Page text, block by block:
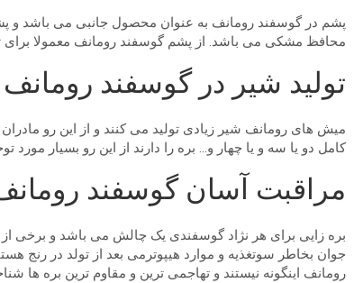
پشم در گوسفند رومانف به عنوان محصول جانبی می باشد و
محافظ مشکی می باشد. از پشم گوسفند رومانف معمولا
تولید شیر در گوسفند رومانف
میش های رومانف شیر زیادی تولید می کنند و از این رو
کامل دو یا سه و یا چهار و… بره را دارند از این رو بسیار
مراقبت آسان گوسفند
بره زایی برای هر نژاد گوسفندی یک چالش می باشد و برخی از
جوان بخاطر سوتغذیه و موارد هیپوترمی بعد از تولد در رنج
رومانف اینگونه نیستند و تهاجمی ترین و مقاوم ترین بره ها